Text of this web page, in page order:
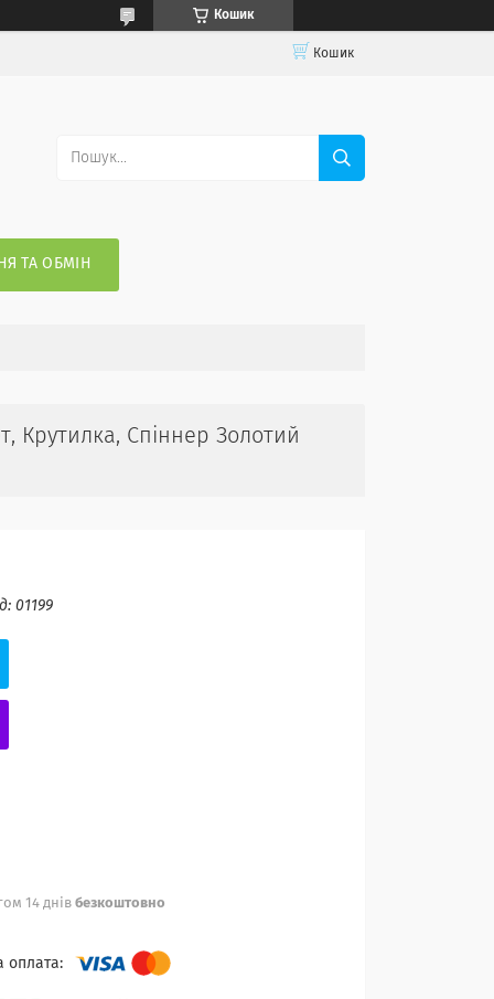
Кошик
Кошик
ТА ОБМІН
Крутилка, Спіннер Золотий
01199
14 днів безкоштовно